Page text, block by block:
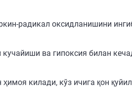
радикал оксидланишини
ва гипоксия билан
килади, кўз ичига қон